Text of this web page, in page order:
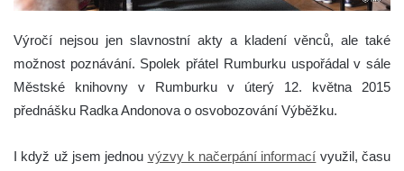
Výročí nejsou jen slavnostní akty a kladení věnců, ale také
možnost poznávání. Spolek přátel Rumburku uspořádal v sále
Městské knihovny v Rumburku v úterý 12. května 2015
přednášku Radka Andonova o osvobozování Výběžku.
I když už jsem jednou výzvy k načerpání informací využil, času